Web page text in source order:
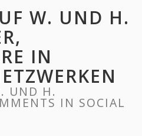
W. UND H.
IN
UND H.
IN SOCIAL